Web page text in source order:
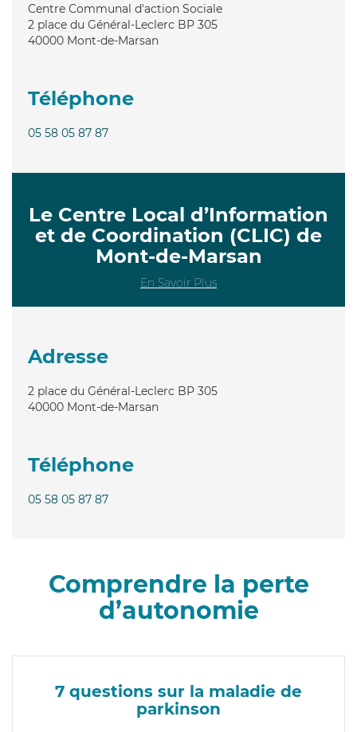
Centre Communal d'action Sociale
2 place du Général-Leclerc BP 305
40000 Mont-de-Marsan
Téléphone
05 58 05 87 87
Le Centre Local d’Information
et de Coordination (CLIC) de
Mont-de-Marsan
En Savoir Plus
Adresse
2 place du Général-Leclerc BP 305
40000 Mont-de-Marsan
Téléphone
05 58 05 87 87
Comprendre la perte
d’autonomie
7 questions sur la maladie de
parkinson